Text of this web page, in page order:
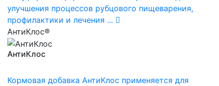
улучшения процессов рубцового пищеварения,
профилактики и лечения ...
АнтиКлос®
АнтиКлос
Кормовая добавка АнтиКлос применяется для